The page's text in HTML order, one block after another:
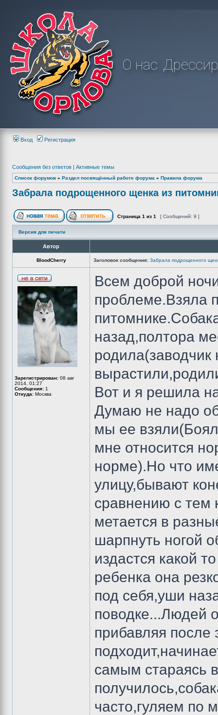
О нас
Вход Регистрация
Сообщения без ответов | Активные темы
Список форумов » Раздел посвящённый работе форума » Правила форума
Забрала подрощенного щенка из
Страница 1 из 1 [ Сообщений: 9 ]
Версия для печати
Автор
BloodCherry Заголовок сообщения: Забрала подрощенного
Зарегистрирован: 08 авг
2014, 01:27
Сообщения: 1
Откуда: Москва
Всем доброй
проблеме.Взяла
назад,полтора
Вот и я решила
Думаю не надо
мы ее
мне относится
норме).Но что
улицу,бывают
сравнению с тем
метается в
шарпнуть ногой
издастся какой
ребенка она
под себя,уши
поводке...Людей
прибавляя после
самым стараясь
часто,гуляем по